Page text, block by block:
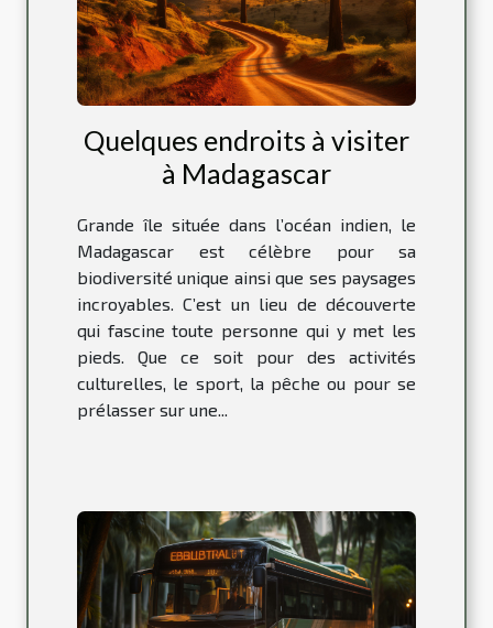
Quelques endroits à visiter
à Madagascar
Grande île située dans l’océan indien, le
Madagascar est célèbre pour sa
biodiversité unique ainsi que ses paysages
incroyables. C’est un lieu de découverte
qui fascine toute personne qui y met les
pieds. Que ce soit pour des activités
culturelles, le sport, la pêche ou pour se
prélasser sur une...